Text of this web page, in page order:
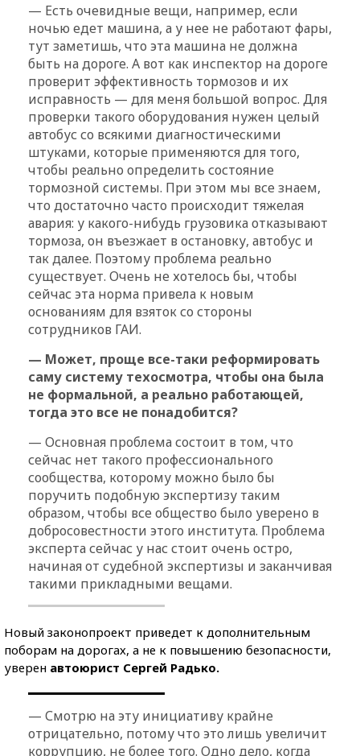
— Есть очевидные вещи, например, если
ночью едет машина, а у нее не работают фары,
тут заметишь, что эта машина не должна
быть на дороге. А вот как инспектор на дороге
проверит эффективность тормозов и их
исправность — для меня большой вопрос. Для
проверки такого оборудования нужен целый
автобус со всякими диагностическими
штуками, которые применяются для того,
чтобы реально определить состояние
тормозной системы. При этом мы все знаем,
что достаточно часто происходит тяжелая
авария: у какого-нибудь грузовика отказывают
тормоза, он въезжает в остановку, автобус и
так далее. Поэтому проблема реально
существует. Очень не хотелось бы, чтобы
сейчас эта норма привела к новым
основаниям для взяток со стороны
сотрудников ГАИ.
— Может, проще все-таки реформировать
саму систему техосмотра, чтобы она была
не формальной, а реально работающей,
тогда это все не понадобится?
— Основная проблема состоит в том, что
сейчас нет такого профессионального
сообщества, которому можно было бы
поручить подобную экспертизу таким
образом, чтобы все общество было уверено в
добросовестности этого института. Проблема
эксперта сейчас у нас стоит очень остро,
начиная от судебной экспертизы и заканчивая
такими прикладными вещами.
Новый законопроект приведет к дополнительным
поборам на дорогах, а не к повышению безопасности,
уверен автоюрист Сергей Радько.
— Смотрю на эту инициативу крайне
отрицательно, потому что это лишь увеличит
коррупцию, не более того. Одно дело, когда